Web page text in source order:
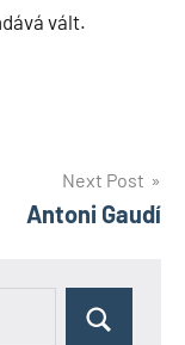
vált.
Next Post
Antoni Gaudí
Search